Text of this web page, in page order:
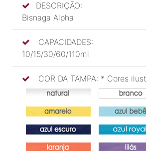
DESCRIÇÃO:
Bisnaga Alpha
CAPACIDADES:
10/15/30/60/110ml
COR DA TAMPA: * Cores